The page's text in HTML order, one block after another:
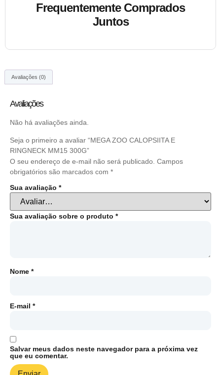
Frequentemente Comprados
Juntos
Avaliações (0)
Avaliações
Não há avaliações ainda.
Seja o primeiro a avaliar “MEGA ZOO CALOPSIITA E
RINGNECK MM15 300G”
O seu endereço de e-mail não será publicado. Campos
obrigatórios são marcados com *
Sua avaliação *
Sua avaliação sobre o produto *
Nome *
E-mail *
Salvar meus dados neste navegador para a próxima vez
que eu comentar.